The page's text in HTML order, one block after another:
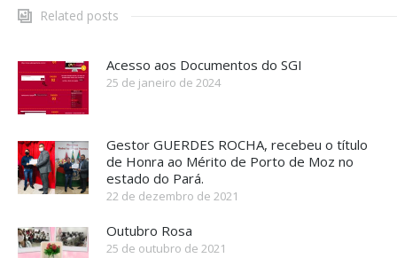
Related posts
Acesso aos Documentos do SGI
25 de janeiro de 2024
Gestor GUERDES ROCHA, recebeu o título
de Honra ao Mérito de Porto de Moz no
estado do Pará.
22 de dezembro de 2021
Outubro Rosa
25 de outubro de 2021